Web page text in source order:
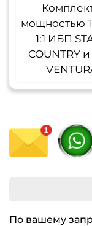
мощностью
1:1 ИБП
COUNTRY
По вашему